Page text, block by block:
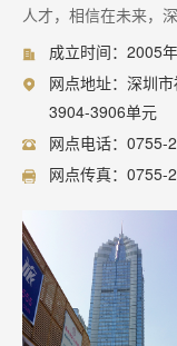
人才，相信在未来，
成立时间：2005年
网点地址：深圳
3904-3906单元
网点电话：0755-
网点传真：0755-